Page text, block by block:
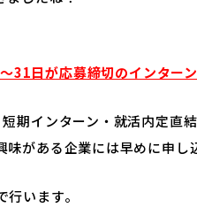
31日が応募締切のインター
期インターン・就活内定直
がある企業には早めに申し
います。